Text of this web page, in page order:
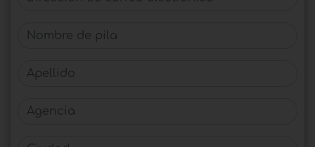
Nombre de pila
Apellido
Agencia
Ciudad